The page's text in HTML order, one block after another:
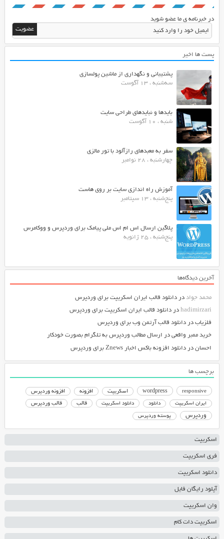
در خبرنامه ی ما عضو شوید
پست ها اخیر
پشتیبانی و نگهداری از ماشین پولسازی
سه‌شنبه ، 13 آگوست
بایدها و نبایدهای طراحی سایت
شنبه ، 10 آگوست
سفر به معبدهای رازآلود با تور مالزی
چهارشنبه ، 28 نوامبر
آموزش راه اندازی سایت بر روی هاست
پنج‌شنبه ، 13 سپتامبر
پلاگین ارسال اس ام اس ملی پیامک برای وردپرس و ووکامرس
پنج‌شنبه ، 25 ژانویه
آخرین دیدگاه‌ها
محمد جواددر دانلود قالب ایران اسکریپت برای وردپرس
hadimirzariدر دانلود قالب ایران اسکریپت برای وردپرس
فلزیابدر دانلود قالب آرتمن وب برای وردپرس
خرید ممبر واقعیدر ارسال مطالب وردپرس به تلگرام بصورت خودکار
احساندر دانلود افزونه باکس اخبار Znews برای وردپرس
برچسب ها
responsive
wordpress اسکریپت افزونه افزونه وردپرس
ایران اسکریپت دانلود دانلود اسکریپت قالب قالب وردپرس
وردپرس پوسته وردپرس
اسکریپت
فری اسکریپت
دانلود اسکریپت
آپلود رایگان فایل
وان اسکریپت
اسکریپت دات کام